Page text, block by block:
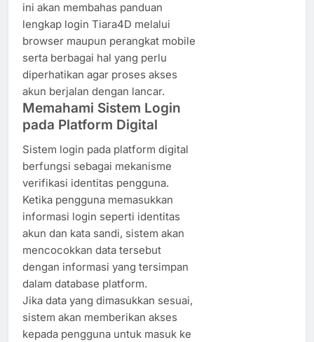
ini akan membahas panduan
lengkap login Tiara4D melalui
browser maupun perangkat mobile
serta berbagai hal yang perlu
diperhatikan agar proses akses
akun berjalan dengan lancar.
Memahami Sistem Login
pada Platform Digital
Sistem login pada platform digital
berfungsi sebagai mekanisme
verifikasi identitas pengguna.
Ketika pengguna memasukkan
informasi login seperti identitas
akun dan kata sandi, sistem akan
mencocokkan data tersebut
dengan informasi yang tersimpan
dalam database platform.
Jika data yang dimasukkan sesuai,
sistem akan memberikan akses
kepada pengguna untuk masuk ke